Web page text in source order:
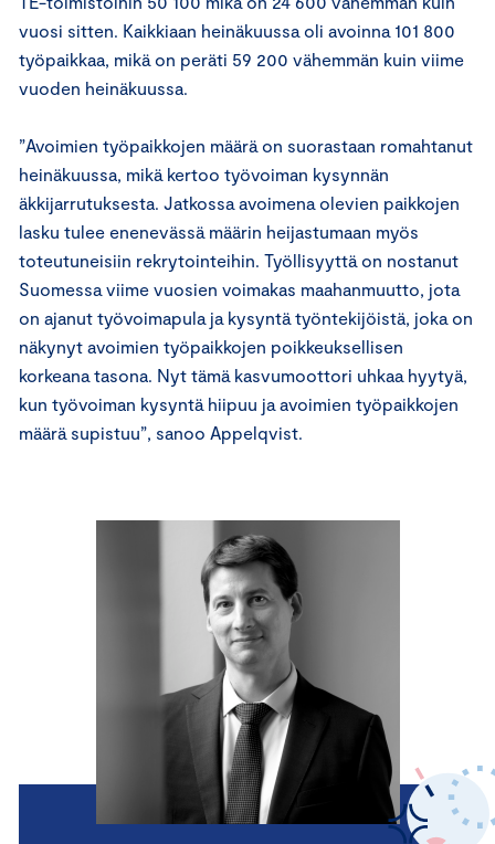
vuosi sitten. Kaikkiaan heinäkuussa oli avoinna 101 800
työpaikkaa, mikä on peräti 59 200 vähemmän kuin viime
vuoden heinäkuussa.
”Avoimien työpaikkojen määrä on suorastaan romahtanut
heinäkuussa, mikä kertoo työvoiman kysynnän
äkkijarrutuksesta. Jatkossa avoimena olevien paikkojen
lasku tulee enenevässä määrin heijastumaan myös
toteutuneisiin rekrytointeihin. Työllisyyttä on nostanut
Suomessa viime vuosien voimakas maahanmuutto, jota
on ajanut työvoimapula ja kysyntä työntekijöistä, joka on
näkynyt avoimien työpaikkojen poikkeuksellisen
korkeana tasona. Nyt tämä kasvumoottori uhkaa hyytyä,
kun työvoiman kysyntä hiipuu ja avoimien työpaikkojen
määrä supistuu”, sanoo Appelqvist.